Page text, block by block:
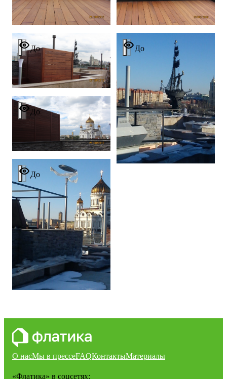
До
Moscow
До
Moscow
До
Moscow
До
Moscow
О насМы в прессеFAQКонтактыМатериалы
«Флатика» в соцсетях: